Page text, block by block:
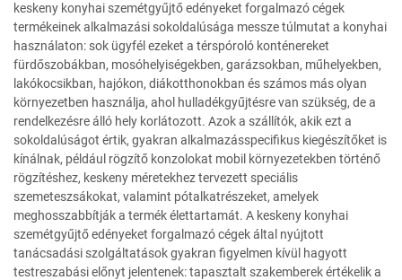
keskeny konyhai szemétgyűjtő edényeket forgalmazó cégek
termékeinek alkalmazási sokoldalúsága messze túlmutat a konyhai
használaton: sok ügyfél ezeket a térspóroló konténereket
fürdőszobákban, mosóhelyiségekben, garázsokban, műhelyekben,
lakókocsikban, hajókon, diákotthonokban és számos más olyan
környezetben használja, ahol hulladékgyűjtésre van szükség, de a
rendelkezésre álló hely korlátozott. Azok a szállítók, akik ezt a
sokoldalúságot értik, gyakran alkalmazásspecifikus kiegészítőket is
kínálnak, például rögzítő konzolokat mobil környezetekben történő
rögzítéshez, keskeny méretekhez tervezett speciális
szemeteszsákokat, valamint pótalkatrészeket, amelyek
meghosszabbítják a termék élettartamát. A keskeny konyhai
szemétgyűjtő edényeket forgalmazó cégek által nyújtott
tanácsadási szolgáltatások gyakran figyelmen kívül hagyott
testreszabási előnyt jelentenek: tapasztalt szakemberek értékelik a